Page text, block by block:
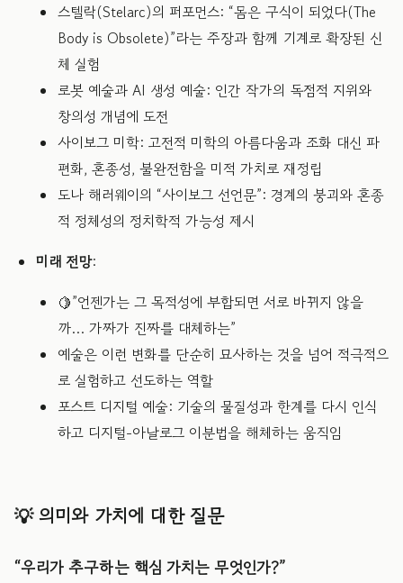
스텔락(Stelarc)의 퍼포먼스: “몸은 구식이 되었다(The
Body is Obsolete)”라는 주장과 함께 기계로 확장된 신
체 실험
로봇 예술과 AI 생성 예술: 인간 작가의 독점적 지위와
창의성 개념에 도전
사이보그 미학: 고전적 미학의 아름다움과 조화 대신 파
편화, 혼종성, 불완전함을 미적 가치로 재정립
도나 해러웨이의 “사이보그 선언문”: 경계의 붕괴와 혼종
적 정체성의 정치학적 가능성 제시
미래 전망:
🍋”언젠가는 그 목적성에 부합되면 서로 바뀌지 않을
까… 가짜가 진짜를 대체하는”
예술은 이런 변화를 단순히 묘사하는 것을 넘어 적극적으
로 실험하고 선도하는 역할
포스트 디지털 예술: 기술의 물질성과 한계를 다시 인식
하고 디지털-아날로그 이분법을 해체하는 움직임
💡 의미와 가치에 대한 질문
“우리가 추구하는 핵심 가치는 무엇인가?”